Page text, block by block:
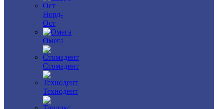
Норд-
Ост
Омега
Стомадент
Технодент